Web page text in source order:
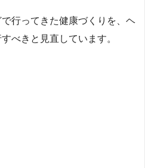
行ってきた健康づくりを、ヘ
べきと見直しています。